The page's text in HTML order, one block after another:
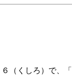
（くしろ）で、